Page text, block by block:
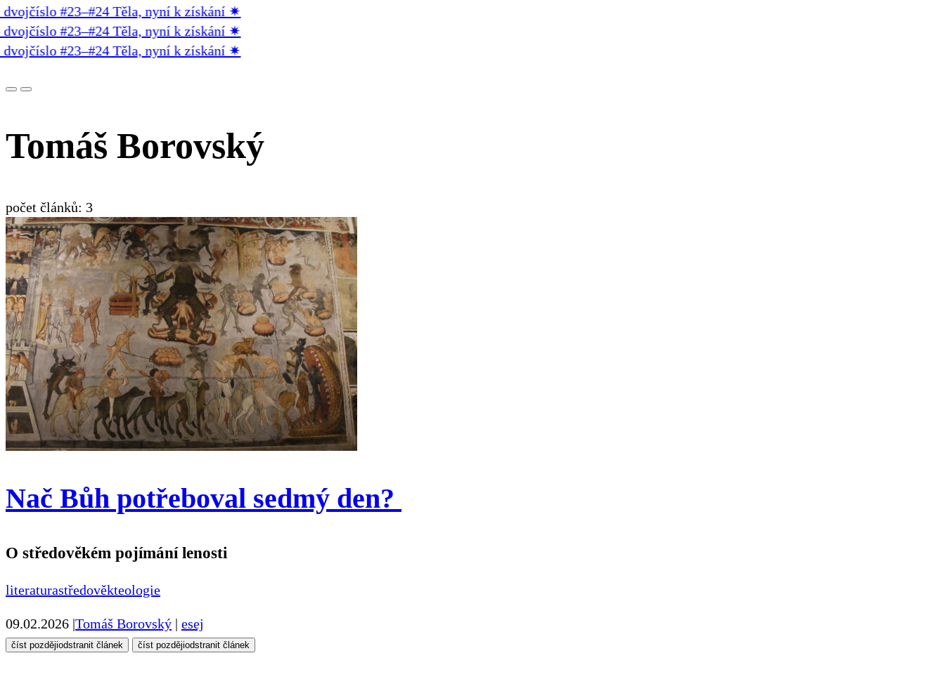
#23–#24 Těla, nyní k získání✷
#23–#24 Těla, nyní k získání✷
#23–#24 Těla, nyní k získání✷
Tomáš Borovský
počet článků: 3
Nač Bůh potřeboval sedmý den?
O středověkém pojímání lenosti
literaturastředověkteologie
09.02.2026 |Tomáš Borovský | esej
číst pozdějiodstranit článek číst pozdějiodstranit článek